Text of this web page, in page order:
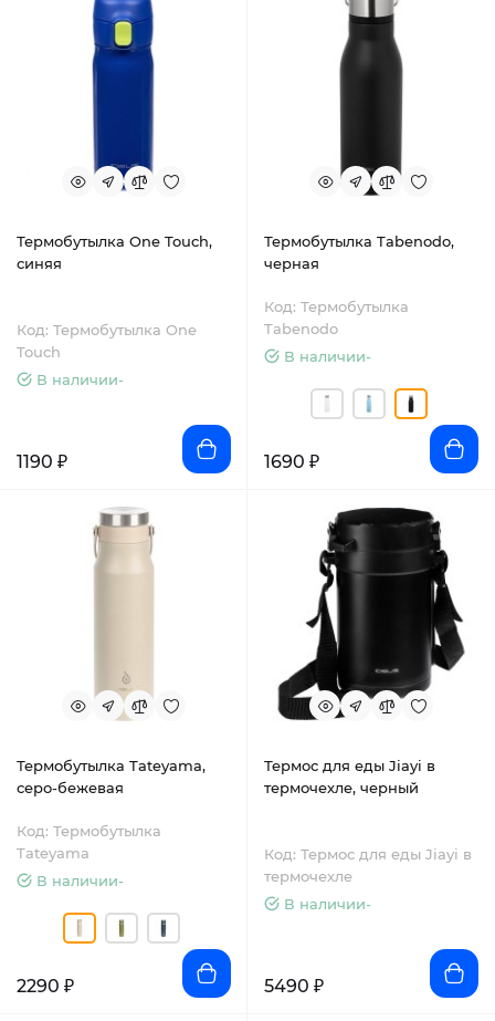
Термобутылка One Touch,
синяя
Код: Термобутылка One
Touch
В наличии-
1190 ₽
Термобутылка Tabenodo,
черная
Код: Термобутылка
Tabenodo
В наличии-
1690 ₽
Термобутылка Tateyama,
серо-бежевая
Код: Термобутылка
Tateyama
В наличии-
2290 ₽
Термос для еды Jiayi в
термочехле, черный
Код: Термос для еды Jiayi в
термочехле
В наличии-
5490 ₽